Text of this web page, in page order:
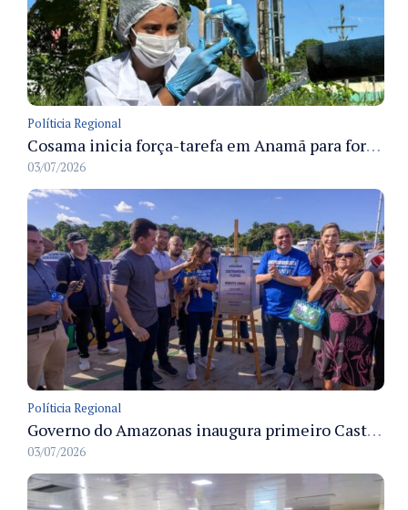
Políticia Regional
Cosama inicia força-tarefa em Anamã para fortalecer abastecimento de água e segurança hídrica da população
03/07/2026
Políticia Regional
Governo do Amazonas inaugura primeiro Castramóvel Fluvial para atendimento veterinário às comunidades ribeirinhas e castração gratuita
03/07/2026